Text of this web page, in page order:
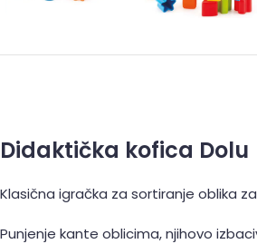
Didaktička kofica Dolu
Klasična igračka za sortiranje oblika
Punjenje kante oblicima, njihovo